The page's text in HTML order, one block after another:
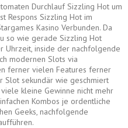
Durchlauf Sizzling Hot um
Respons Sizzling Hot im
Kasino Verbunden. Da
so wie gerade Sizzling Hot
Uhrzeit, inside der nachfolgende
modernen Slots via
ferner vielen Features ferner
Slot sekundär wie geschmiert
kleine Gewinne nicht mehr
Kombos je ordentliche
Geeks, nachfolgende